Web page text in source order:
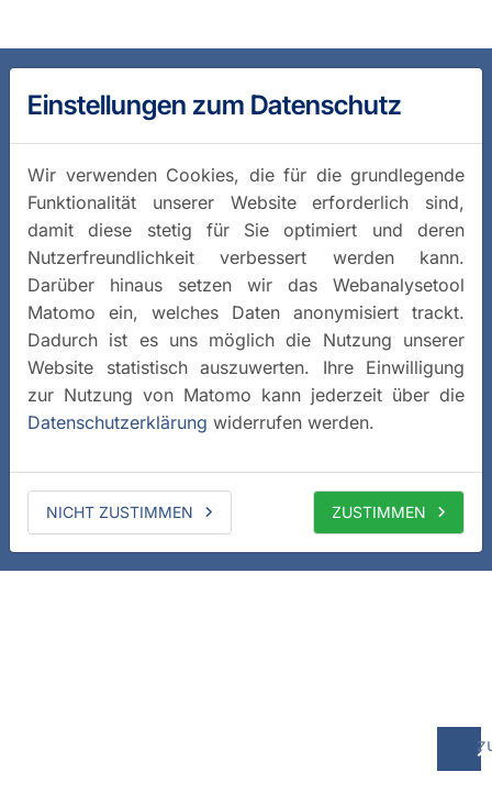
Einstellungen zum Datenschutz
Wir verwenden Cookies, die für die grundlegende
Funktionalität unserer Website erforderlich sind,
damit diese stetig für Sie optimiert und deren
Nutzerfreundlichkeit verbessert werden kann.
Darüber hinaus setzen wir das Webanalysetool
Matomo ein, welches Daten anonymisiert trackt.
Dadurch ist es uns möglich die Nutzung unserer
Website statistisch auszuwerten. Ihre Einwilligung
zur Nutzung von Matomo kann jederzeit über die
Datenschutzerklärung widerrufen werden.
NICHT ZUSTIMMEN ZUSTIMMEN